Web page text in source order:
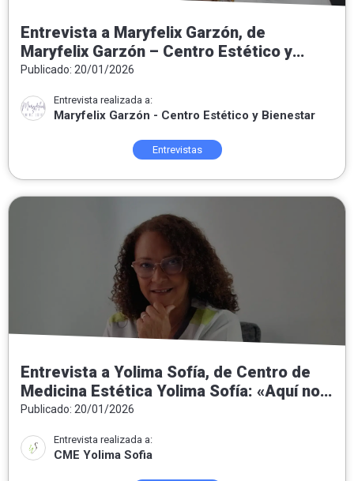
Entrevista a Maryfelix Garzón, de
Maryfelix Garzón – Centro Estético y
Bienestar: «El acné no es el enemigo, es
Publicado: 20/01/2026
Entrevista realizada a:
Maryfelix Garzón - Centro Estético y Bienestar
Entrevistas
Entrevista a Yolima Sofía, de Centro de
Medicina Estética Yolima Sofía: «Aquí no
hacemos milagros: hacemos medicina
orientada al bienestar real»
Publicado: 20/01/2026
Entrevista realizada a:
CME Yolima Sofia